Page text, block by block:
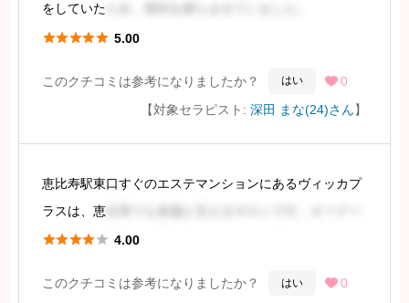
をしていた
待値を大きく上回るほどではありませんでした。ルック
スは前田◯子さんとキ◯タローさんの間で、やや
 5.00
このクチコミは参考になりましたか？ はい  0
【対象セラピスト: 深田 まな(24)さん】
恵比寿駅東口すぐのエステマンションにあるヴィッカプ
ラスは、恵
の方針か、部屋の綺麗さは他のサロンを圧倒していると
わらずです。
 4.00
このクチコミは参考になりましたか？ はい  0